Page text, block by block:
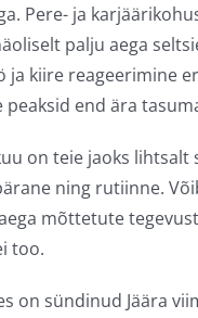
Pere- ja
palju aega
ja kiire reageerimine
end ära
on teie jaoks lihtsalt
ning rutiinne.
mõttetute
too.
on sündinud Jäära